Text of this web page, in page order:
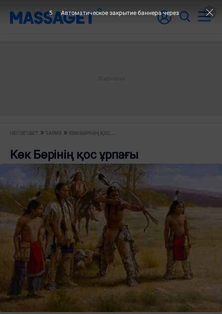
НЕГІЗГІ БЕТ ТАРИХ КӨК БӨРІНІҢ ҚОС...
Көк Бөрінің қос ұрпағы
4 Автоматическое закрытие баннера через